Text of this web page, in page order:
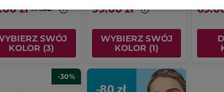
zł 99.00 zł
SWÓJ
KOLOR (3)
99.00 zł
WYBIERZ SWÓJ
KOLOR (1)
-30%